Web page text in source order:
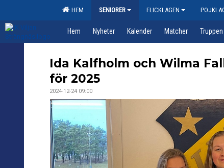
HEM SENIORER FLICKLAGEN
Hem Nyheter Kalender Matcher Truppen
Ida Kalfholm och Wilma
för 2025
2024-12-24 09:00